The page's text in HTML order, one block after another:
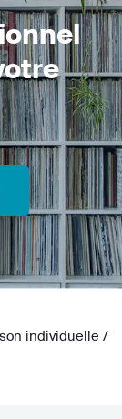
individuelle /